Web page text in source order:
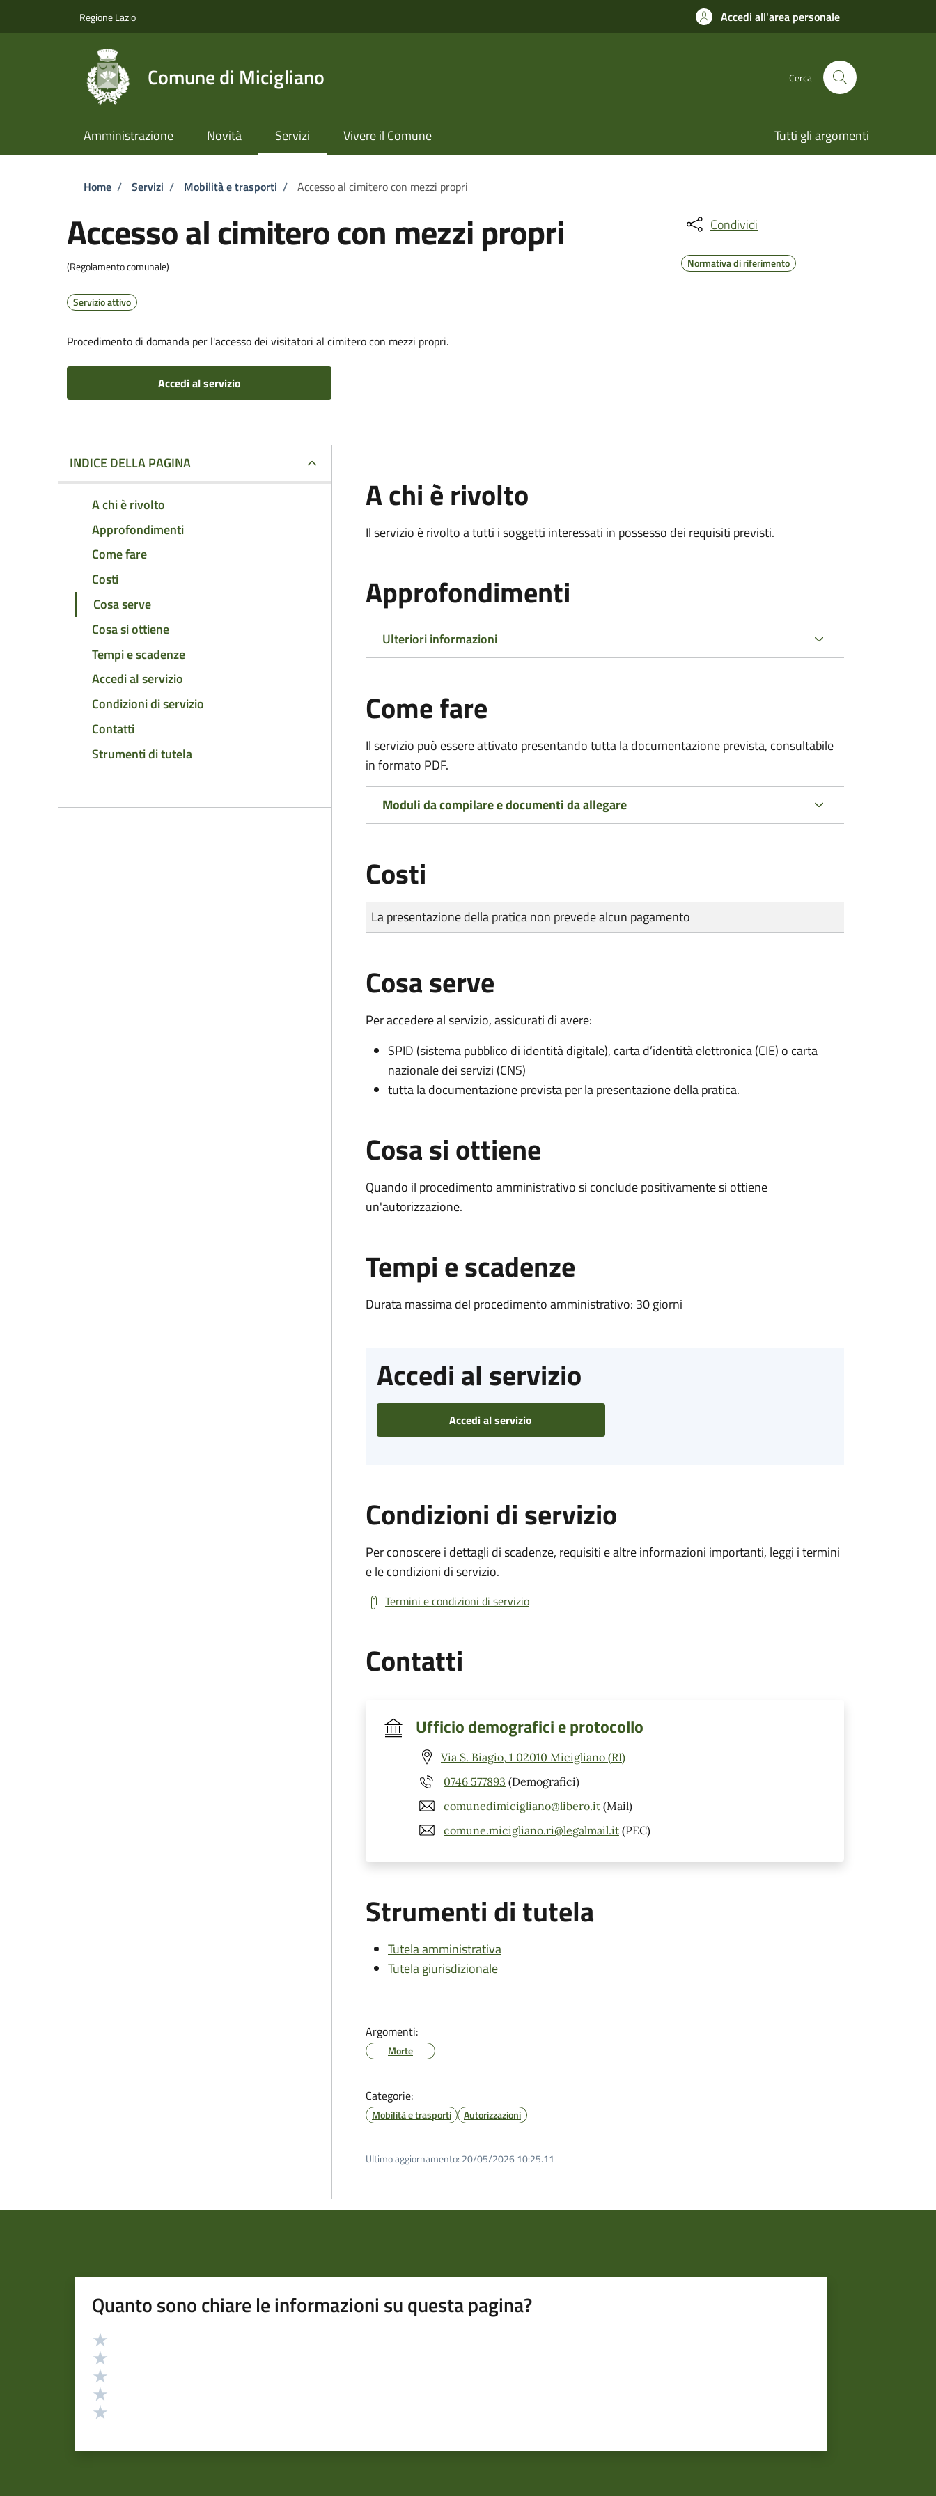
Regione Lazio Accedi all'area personale
Comune di Micigliano Cerca
Amministrazione Novità Servizi Vivere il Comune Tutti gli argomenti
Briciole di pane
Home / Servizi / Mobilità e trasporti / Accesso al cimitero con mezzi propri
Accesso al cimitero con mezzi propri
(Regolamento comunale)
Servizio attivo
Procedimento di domanda per l'accesso dei visitatori al cimitero con mezzi propri.
Accedi al servizio
Condividi
Normativa di riferimento
INDICE DELLA PAGINA
A chi è rivolto
Approfondimenti
Come fare
Costi
Cosa serve
Cosa si ottiene
Tempi e scadenze
Accedi al servizio
Condizioni di servizio
Contatti
Strumenti di tutela
A chi è rivolto
Il servizio è rivolto a tutti i soggetti interessati in possesso dei requisiti previsti.
Approfondimenti
Ulteriori informazioni
Come fare
Il servizio può essere attivato presentando tutta la documentazione prevista, consultabile
in formato PDF.
Moduli da compilare e documenti da allegare
Costi
Tipo di pagamento
Importo
La presentazione della pratica non prevede alcun pagamento
Cosa serve
Per accedere al servizio, assicurati di avere:
SPID (sistema pubblico di identità digitale), carta d’identità elettronica (CIE) o carta
nazionale dei servizi (CNS)
tutta la documentazione prevista per la presentazione della pratica.
Cosa si ottiene
Quando il procedimento amministrativo si conclude positivamente si ottiene
un'autorizzazione.
Tempi e scadenze
Durata massima del procedimento amministrativo: 30 giorni
Accedi al servizio
Accedi al servizio
Condizioni di servizio
Per conoscere i dettagli di scadenze, requisiti e altre informazioni importanti, leggi i termini
e le condizioni di servizio.
Termini e condizioni di servizio
Contatti
Ufficio demografici e protocollo
Via S. Biagio, 1 02010 Micigliano (RI)
0746 577893 (Demografici)
comunedimicigliano@libero.it (Mail)
comune.micigliano.ri@legalmail.it (PEC)
Strumenti di tutela
Tutela amministrativa
Tutela giurisdizionale
Argomenti:
Morte
Categorie:
Mobilità e trasporti Autorizzazioni
Ultimo aggiornamento: 20/05/2026 10:25.11
Quanto sono chiare le informazioni su questa pagina?
Valutazione